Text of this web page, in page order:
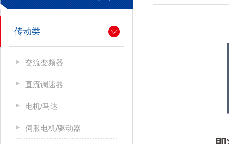
传动类
交流变频器
直流调速器
电机/马达
伺服电机/驱动器